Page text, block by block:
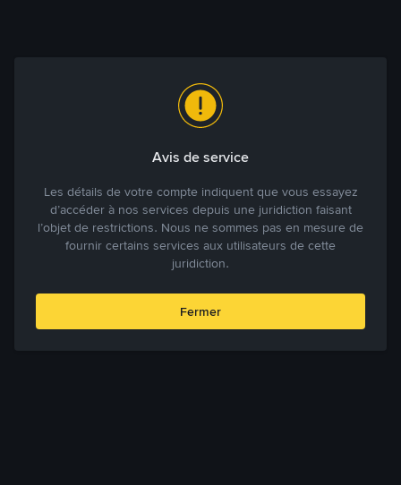
Avis de service
Les détails de votre compte indiquent que vous essayez
d’accéder à nos services depuis une juridiction faisant
l’objet de restrictions. Nous ne sommes pas en mesure de
fournir certains services aux utilisateurs de cette
juridiction.
Fermer